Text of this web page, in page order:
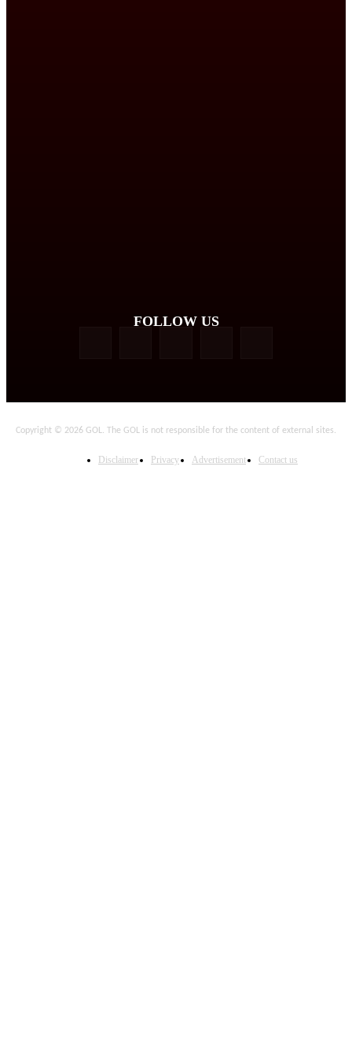
FOLLOW US
Copyright © 2026 GOL. The GOL is not responsible for the content of external sites.
Disclaimer Privacy Advertisement Contact us